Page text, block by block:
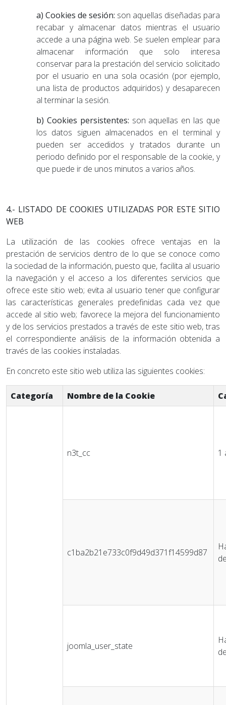
a) Cookies de sesión: son aquellas diseñadas para
recabar y almacenar datos mientras el usuario
accede a una página web. Se suelen emplear para
almacenar información que solo interesa
conservar para la prestación del servicio solicitado
por el usuario en una sola ocasión (por ejemplo,
una lista de productos adquiridos) y desaparecen
al terminar la sesión.
b) Cookies persistentes: son aquellas en las que
los datos siguen almacenados en el terminal y
pueden ser accedidos y tratados durante un
periodo definido por el responsable de la cookie, y
que puede ir de unos minutos a varios años.
4.- LISTADO DE COOKIES UTILIZADAS POR ESTE SITIO
WEB
La utilización de las cookies ofrece ventajas en la
prestación de servicios dentro de lo que se conoce como
la sociedad de la información, puesto que, facilita al usuario
la navegación y el acceso a los diferentes servicios que
ofrece este sitio web; evita al usuario tener que configurar
las características generales predefinidas cada vez que
accede al sitio web; favorece la mejora del funcionamiento
y de los servicios prestados a través de este sitio web, tras
el correspondiente análisis de la información obtenida a
través de las cookies instaladas.
En concreto este sitio web utiliza las siguientes cookies:
Categoría Nombre de la Cookie
n3t_cc 1
c1ba2b21e733c0f9d49d371f14599d87
joomla_user_state